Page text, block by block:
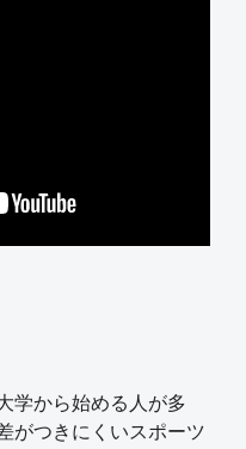
学から始める人が多
がつきにくいスポーツ